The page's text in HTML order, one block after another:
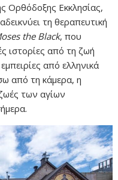
Ορθόδοξης Εκκλησίας,
τηθεραπευτική
the Black,που
ιστορίεςαπότηζωή
εμπειρίεςαπόελληνικά
απότηκάμερα,η
τωναγίων